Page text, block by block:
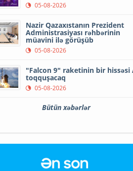
05-08-2026
Nazir Qazaxıstanın Prezident
Administrasiyası rəhbərinin
müavini ilə görüşüb
05-08-2026
"Falcon 9" raketinin bir hissəsi
toqquşacaq
05-08-2026
Bütün xəbərlər